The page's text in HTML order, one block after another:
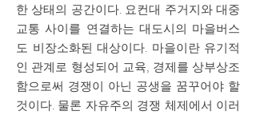
한 상태의 공간이다. 요컨대 주거지와 대중
교통 사이를 연결하는 대도시의 마을버스
도 비장소화된 대상이다. 마을이란 유기적
인 관계로 형성되어 교육, 경제를 상부상조
함으로써 경쟁이 아닌 공생을 꿈꾸어야 할
것이다. 물론 자유주의 경쟁 체제에서 이러